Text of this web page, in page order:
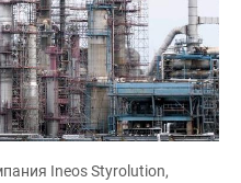
Ineos Styrolution,